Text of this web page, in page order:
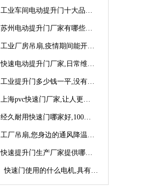
工业车间电动提升门十大品牌
【广州奇翔】
苏州电动提升门厂家有哪些优
势特点呢？-广州奇翔
工业厂房吊扇,疫情期间能开空
调吗?【广州奇翔】
快速电动提升门厂家,日常维保
小技巧！【广州奇翔】
工业提升门多少钱一平,没有中
间商差价放心选购【广州奇
翔】
上海pvc快速门厂家,让人更安
心-广州奇翔
经久耐用快速门哪家好,100万
次连续开启设计【广州奇翔】
工厂吊扇,您身边的通风降温专
家！【广州奇翔】
快速提升门生产厂家提供哪些
服务呢-广州奇翔
快速门使用的什么电机,具有快